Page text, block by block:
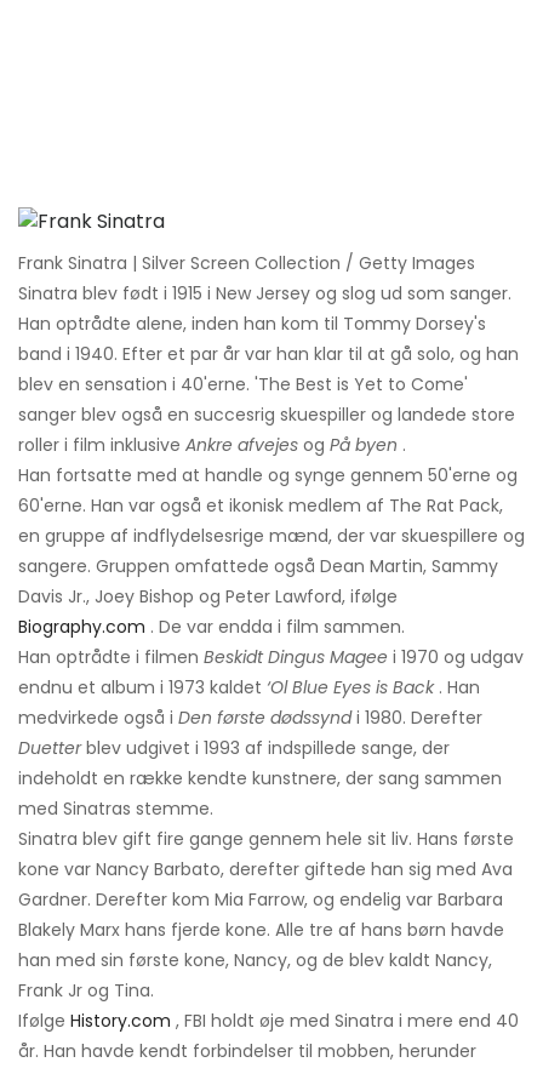
Frank Sinatra | Silver Screen Collection / Getty Images
Sinatra blev født i 1915 i New Jersey og slog ud som sanger.
Han optrådte alene, inden han kom til Tommy Dorsey's
band i 1940. Efter et par år var han klar til at gå solo, og han
blev en sensation i 40'erne. 'The Best is Yet to Come'
sanger blev også en succesrig skuespiller og landede store
roller i film inklusive Ankre afvejes og På byen .
Han fortsatte med at handle og synge gennem 50'erne og
60'erne. Han var også et ikonisk medlem af The Rat Pack,
en gruppe af indflydelsesrige mænd, der var skuespillere og
sangere. Gruppen omfattede også Dean Martin, Sammy
Davis Jr., Joey Bishop og Peter Lawford, ifølge
Biography.com . De var endda i film sammen.
Han optrådte i filmen Beskidt Dingus Magee i 1970 og udgav
endnu et album i 1973 kaldet ‘Ol Blue Eyes is Back. Han
medvirkede også i Den første dødssyndi 1980. Derefter
Duetterblev udgivet i 1993 af indspillede sange, der
indeholdt en række kendte kunstnere, der sang sammen
med Sinatras stemme.
Sinatra blev gift fire gange gennem hele sit liv. Hans første
kone var Nancy Barbato, derefter giftede han sig med Ava
Gardner. Derefter kom Mia Farrow, og endelig var Barbara
Blakely Marx hans fjerde kone. Alle tre af hans børn havde
han med sin første kone, Nancy, og de blev kaldt Nancy,
Frank Jr og Tina.
Ifølge History.com , FBI holdt øje med Sinatra i mere end 40
år. Han havde kendt forbindelser til mobben, herunder